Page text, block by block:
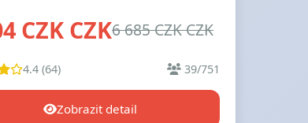
CZK CZK6 685 CZK CZK
4.4 (64) 39/751
Zobrazit detail